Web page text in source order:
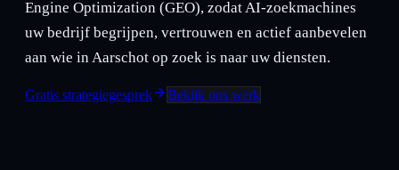
Engine Optimization (GEO), zodat AI-zoekmachines
uw bedrijf begrijpen, vertrouwen en actief aanbevelen
aan wie in Aarschot op zoek is naar uw diensten.
Gratis strategiegesprek Bekijk ons werk